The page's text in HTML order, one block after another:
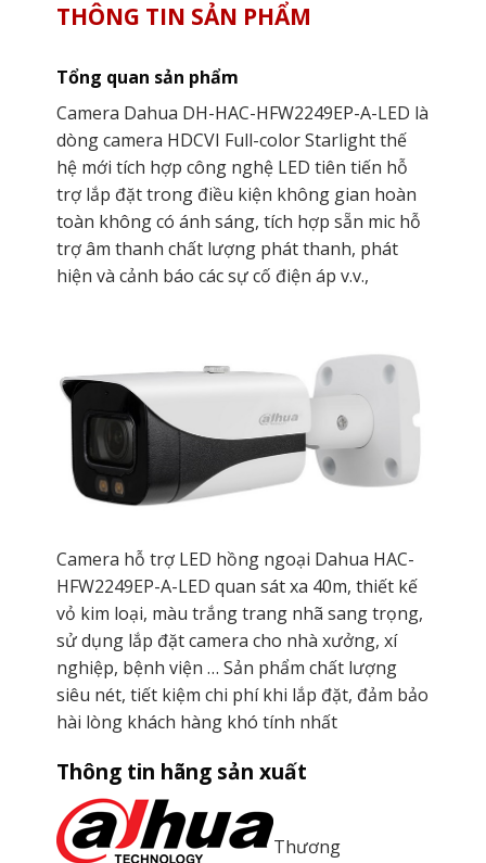
THÔNG TIN SẢN PHẨM
Tổng quan sản phẩm
Camera Dahua DH-HAC-HFW2249EP-A-LED là
dòng camera HDCVI Full-color Starlight thế
hệ mới tích hợp công nghệ LED tiên tiến hỗ
trợ lắp đặt trong điều kiện không gian hoàn
toàn không có ánh sáng, tích hợp sẵn mic hỗ
trợ âm thanh chất lượng phát thanh, phát
hiện và cảnh báo các sự cố điện áp v.v.,
Camera hỗ trợ LED hồng ngoại Dahua HAC-
HFW2249EP-A-LED quan sát xa 40m, thiết kế
vỏ kim loại, màu trắng trang nhã sang trọng,
sử dụng lắp đặt camera cho nhà xưởng, xí
nghiệp, bệnh viện … Sản phẩm chất lượng
siêu nét, tiết kiệm chi phí khi lắp đặt, đảm bảo
hài lòng khách hàng khó tính nhất
Thông tin hãng sản xuất
Thương